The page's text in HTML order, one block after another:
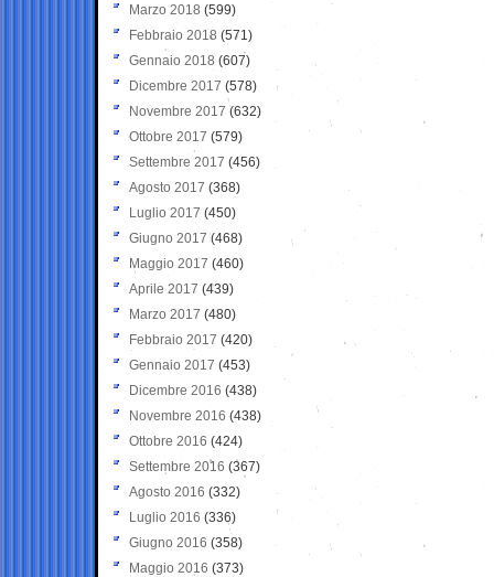
Marzo 2018 (599)
Febbraio 2018 (571)
Gennaio 2018 (607)
Dicembre 2017 (578)
Novembre 2017 (632)
Ottobre 2017 (579)
Settembre 2017 (456)
Agosto 2017 (368)
Luglio 2017 (450)
Giugno 2017 (468)
Maggio 2017 (460)
Aprile 2017 (439)
Marzo 2017 (480)
Febbraio 2017 (420)
Gennaio 2017 (453)
Dicembre 2016 (438)
Novembre 2016 (438)
Ottobre 2016 (424)
Settembre 2016 (367)
Agosto 2016 (332)
Luglio 2016 (336)
Giugno 2016 (358)
Maggio 2016 (373)